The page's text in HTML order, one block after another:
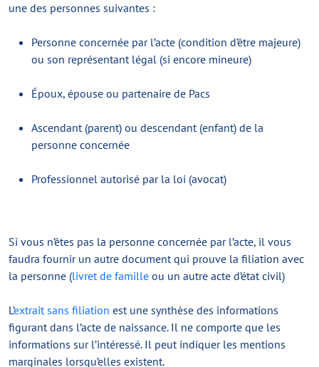
une des personnes suivantes :
Personne concernée par l’acte (condition d’être majeure)
ou son représentant légal (si encore mineure)
Époux, épouse ou partenaire de Pacs
Ascendant (parent) ou descendant (enfant) de la
personne concernée
Professionnel autorisé par la loi (avocat)
Si vous n’êtes pas la personne concernée par l’acte, il vous
faudra fournir un autre document qui prouve la filiation avec
la personne (livret de famille ou un autre acte d’état civil)
L’extrait sans filiation est une synthèse des informations
figurant dans l’acte de naissance. Il ne comporte que les
informations sur l’intéressé. Il peut indiquer les mentions
marginales lorsqu’elles existent.